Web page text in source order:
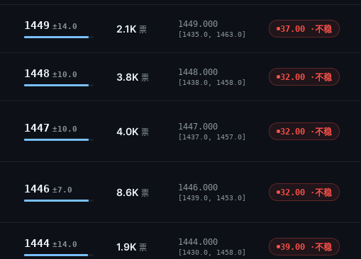
1449 ±14.0 2.1K 票
1449.000
[1435.0, 1463.0]
37.00 ·不稳
1448 ±10.0 3.8K 票
1448.000
[1438.0, 1458.0]
32.00 ·不稳
1447 ±10.0 4.0K 票
1447.000
[1437.0, 1457.0]
32.00 ·不稳
1446 ±7.0 8.6K 票
1446.000
[1439.0, 1453.0]
32.00 ·不稳
1444 ±14.0 1.9K 票
1444.000
[1430.0, 1458.0]
39.00 ·不稳